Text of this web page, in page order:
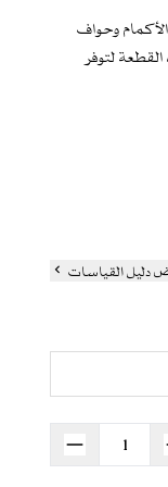
وحواف
لتوفر
دليل القياسات